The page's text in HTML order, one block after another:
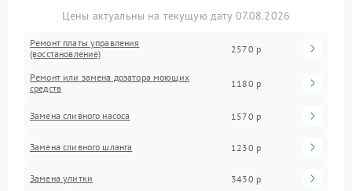
Цены актуальны на текущую дату 07.08.2026
Ремонт платы управления
(восстановление)
2570 р
Ремонт или замена дозатора моющих
средств
1180 р
Замена сливного насоса 1570 р
Замена сливного шланга 1230 р
Замена улитки 3430 р